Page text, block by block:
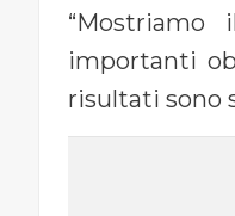
importanti
risultati sono